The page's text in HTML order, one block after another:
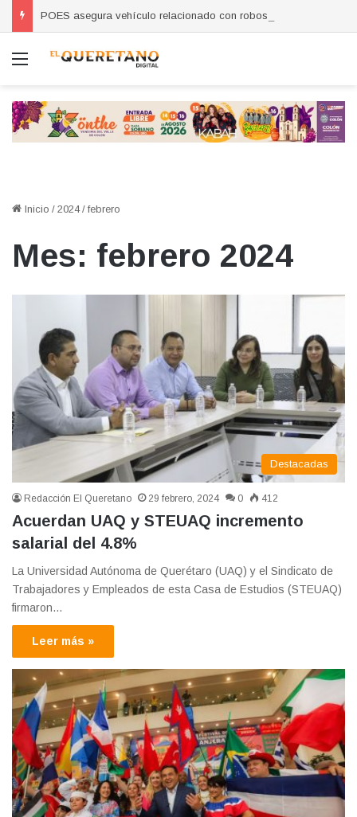
Menú
Inicio / 2024 / febrero
Mes: febrero 2024
Destacadas
Redacción El Queretano 29 febrero, 2024 0 412
Acuerdan UAQ y STEUAQ incremento
salarial del 4.8%
La Universidad Autónoma de Querétaro (UAQ) y el Sindicato de
Trabajadores y Empleados de esta Casa de Estudios (STEUAQ)
firmaron…
Leer más »